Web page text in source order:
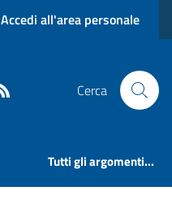
Accedi all'area personale
Cerca
Tutti gli argomenti...